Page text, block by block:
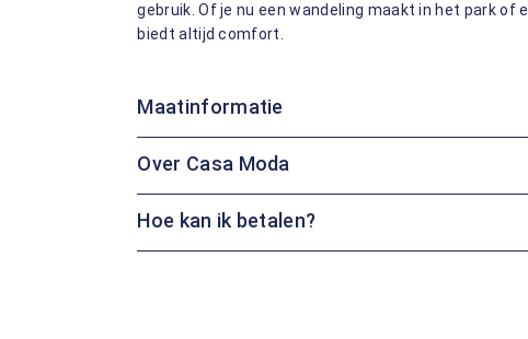
gebruik. Of je nu een wandeling maakt in het park of
biedt altijd comfort.
Maatinformatie
Over Casa Moda
Hoe kan ik betalen?